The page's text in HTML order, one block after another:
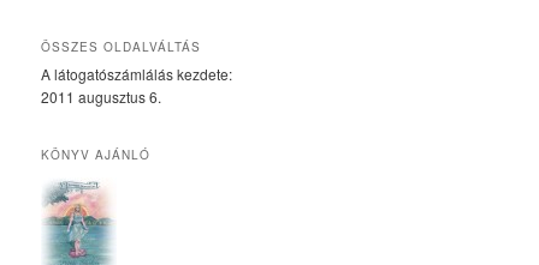
ÖSSZES OLDALVÁLTÁS
A látogatószámlálás kezdete:
2011 augusztus 6.
KÖNYV AJÁNLÓ